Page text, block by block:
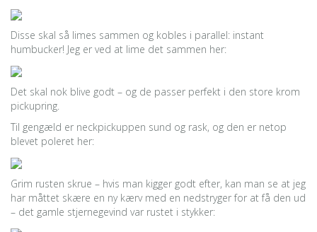
Disse skal så limes sammen og kobles i parallel: instant
humbucker! Jeg er ved at lime det sammen her:
Det skal nok blive godt – og de passer perfekt i den store krom
pickupring.
Til gengæld er neckpickuppen sund og rask, og den er netop
blevet poleret her:
Grim rusten skrue – hvis man kigger godt efter, kan man se at jeg
har måttet skære en ny kærv med en nedstryger for at få den ud
– det gamle stjernegevind var rustet i stykker: